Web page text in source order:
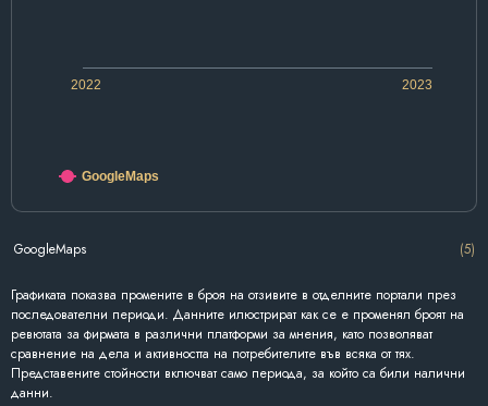
2022 2023
GoogleMaps
GoogleMaps (5)
Графиката показва промените в броя на отзивите в отделните портали през
последователни периоди. Данните илюстрират как се е променял броят на
ревютата за фирмата в различни платформи за мнения, като позволяват
сравнение на дела и активността на потребителите във всяка от тях.
Представените стойности включват само периода, за който са били налични
данни.